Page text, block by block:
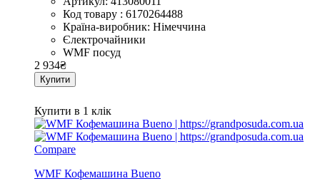
Код товару : 6170264488
Країна-виробник: Німеччина
Єлектрочайники
WMF посуд
2 934₴
Купити
Купити в 1 клік
Compare
WMF Кофемашина Bueno